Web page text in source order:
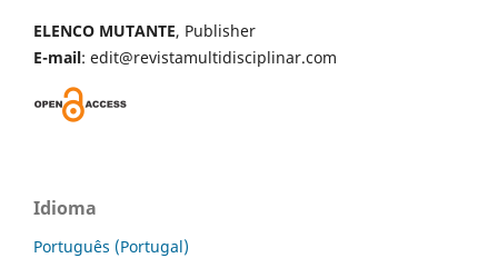
ELENCO MUTANTE, Publisher
E-mail: edit@revistamultidisciplinar.com
Idioma
Português (Portugal)